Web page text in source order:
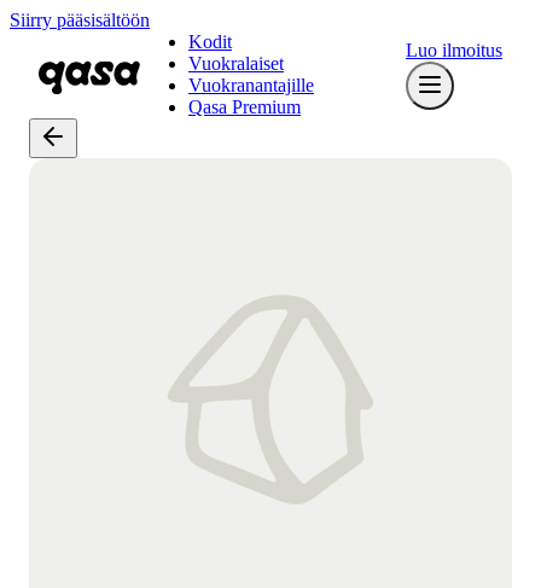
Siirry pääsisältöön
Kodit
Vuokralaiset
Vuokranantajille
Qasa Premium
Luo ilmoitus